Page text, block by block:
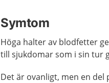
Symtom
Höga halter av blodfetter
till sjukdomar som i sin tur
Det är ovanligt, men en